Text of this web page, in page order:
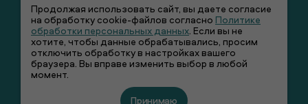
Сотрудничество
Наши магазины
Гарантия
Вакансии
Возврат
Продолжая использовать сайт, вы даете согласие
на обработку cookie-файлов согласно Политике
обработки персональных данных . Если вы не
хотите, чтобы данные обрабатывались, просим
отключить обработку в настройках вашего
браузера. Вы вправе изменить выбор в любой
момент.
Принимаю